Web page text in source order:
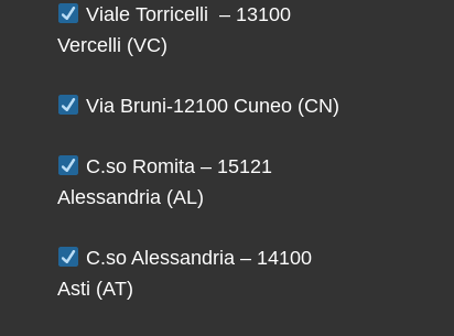
Viale Torricelli – 13100
Vercelli (VC)
Via Bruni-12100 Cuneo (CN)
C.so Romita – 15121
Alessandria (AL)
C.so Alessandria – 14100
Asti (AT)